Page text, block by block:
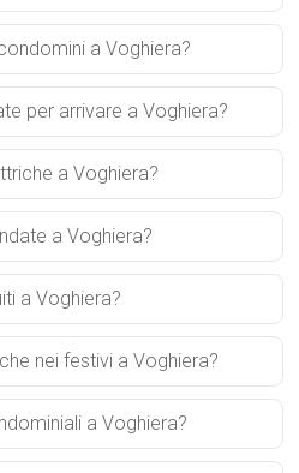
a Voghiera?
per arrivare a Voghiera?
a Voghiera?
a Voghiera?
a Voghiera?
nei festivi a Voghiera?
a Voghiera?